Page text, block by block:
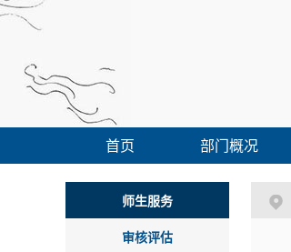
首页 部门概况
师生服务
审核评估